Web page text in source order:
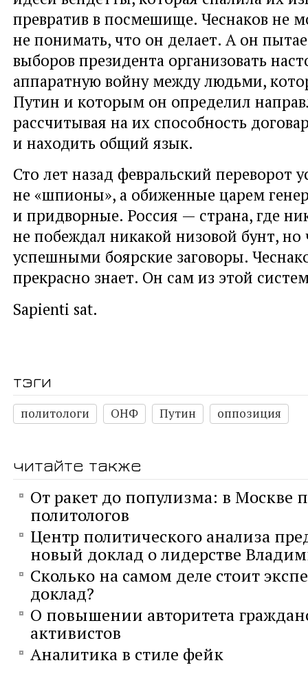
превратив в посмешище. Чеснаков не
не понимать, что он делает. А он
выборов президента организовать
аппаратную войну между людьми,
Путин и которым он определил
рассчитывая на их способность
и находить общий язык.
Сто лет назад февральский переворот
не «шпионы», а обиженные царем
и придворные. Россия — страна, где
не побеждал никакой низовой бунт, но
успешными боярские заговоры.
прекрасно знает. Он сам из этой
Sapienti sat.
тэги
политологи ОНФ Путин оппозиция
читайте также
От ракет до популизма: в Москве
политологов
Центр политического анализа
новый доклад о лидерстве
Сколько на самом деле стоит
доклад?
О повышении авторитета
активистов
Аналитика в стиле фейк